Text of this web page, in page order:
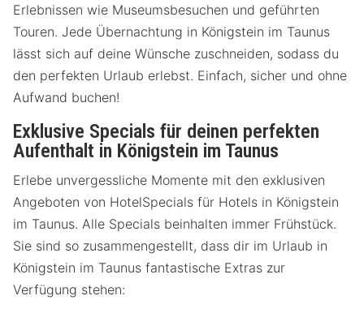
Erlebnissen wie Museumsbesuchen und geführten
Touren. Jede Übernachtung in Königstein im Taunus
lässt sich auf deine Wünsche zuschneiden, sodass du
den perfekten Urlaub erlebst. Einfach, sicher und ohne
Aufwand buchen!
Exklusive Specials für deinen perfekten
Aufenthalt in Königstein im Taunus
Erlebe unvergessliche Momente mit den exklusiven
Angeboten von HotelSpecials für Hotels in Königstein
im Taunus. Alle Specials beinhalten immer Frühstück.
Sie sind so zusammengestellt, dass dir im Urlaub in
Königstein im Taunus fantastische Extras zur
Verfügung stehen: